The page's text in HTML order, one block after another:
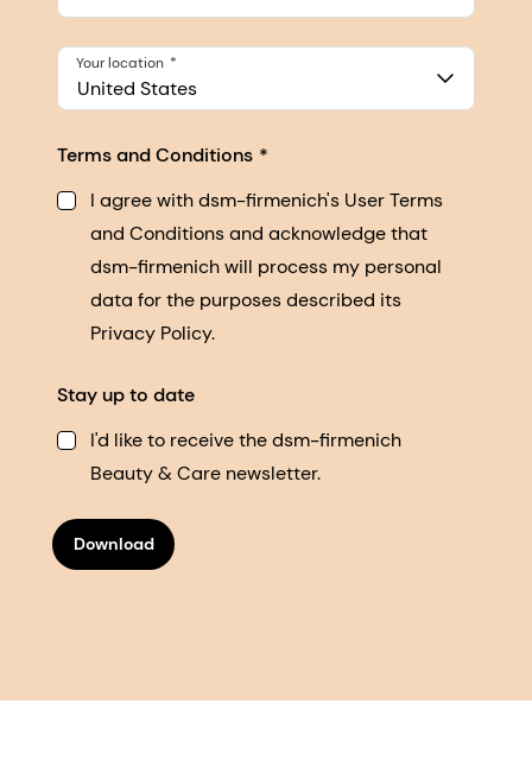
United States
Your location
Terms and Conditions
I agree with dsm-firmenich's User Terms
and Conditions and acknowledge that
dsm-firmenich will process my personal
data for the purposes described its
Privacy Policy.
Stay up to date
I'd like to receive the dsm-firmenich
Beauty & Care newsletter.
Download